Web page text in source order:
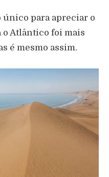
único para apreciar o
o Atlântico foi mais
é mesmo assim.